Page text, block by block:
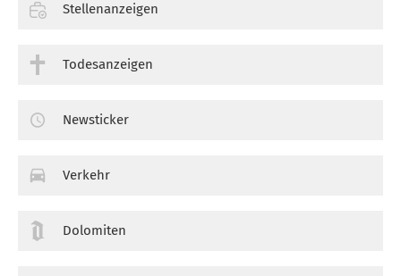
Stellenanzeigen
Todesanzeigen
Newsticker
Verkehr
Dolomiten